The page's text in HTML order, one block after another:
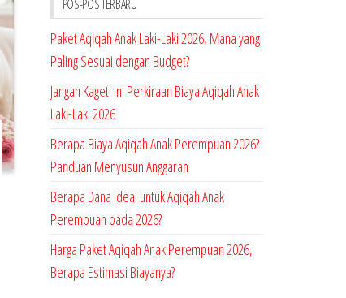
POS-POS TERBARU
Paket Aqiqah Anak Laki-Laki 2026, Mana yang
Paling Sesuai dengan Budget?
Jangan Kaget! Ini Perkiraan Biaya Aqiqah Anak
Laki-Laki 2026
Berapa Biaya Aqiqah Anak Perempuan 2026?
Panduan Menyusun Anggaran
Berapa Dana Ideal untuk Aqiqah Anak
Perempuan pada 2026?
Harga Paket Aqiqah Anak Perempuan 2026,
Berapa Estimasi Biayanya?